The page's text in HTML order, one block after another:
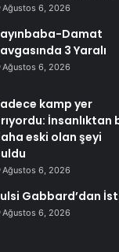
Ağustos 6, 2026
Damat
3 Yaralı
Ağustos 6, 2026
kamp yer
İnsanlıktan
eski olan şeyi
Ağustos 6, 2026
Gabbard’dan
Ağustos 6, 2026